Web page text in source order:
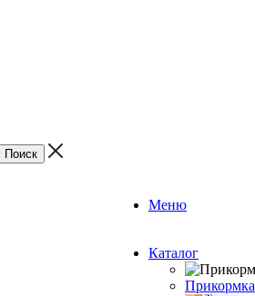
Меню
Каталог
Прикормка